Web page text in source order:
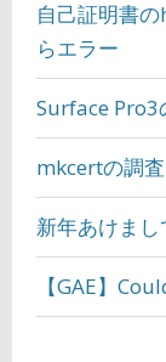
自己証明書
らエラー
Surface Pro3
mkcertの調査
新年あけま
【GAE】